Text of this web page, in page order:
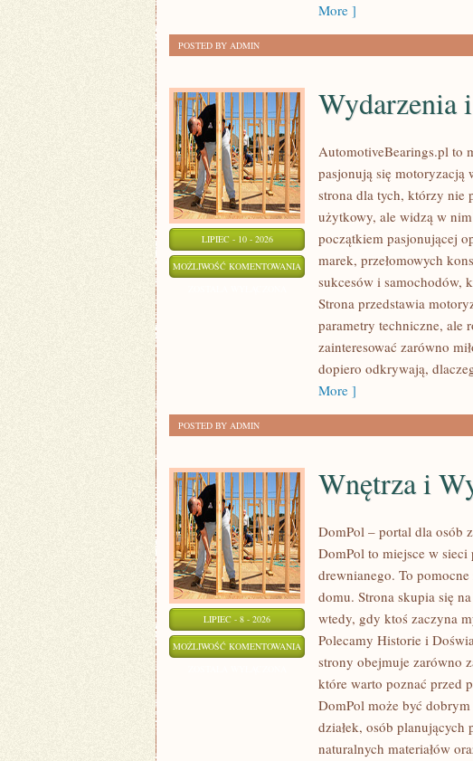
More ]
POSTED BY ADMIN
LIPIEC - 10 - 2026
MOŻLIWOŚĆ KOMENTOWANIA WYDARZENIA
SPOTKANIA
KLASYKÓW
Wydarzenia
AutomotiveBearings.pl to
pasjonują się
strona dla tych, którzy nie
użytkowy, ale widzą w
początkiem pasjonującej
marek, przełomowych
sukcesów i samochodów,
Strona przedstawia
parametry techniczne, ale
zainteresować zarówno
dopiero odkrywają,
More ]
POSTED BY ADMIN
LIPIEC - 8 - 2026
MOŻLIWOŚĆ KOMENTOWANIA WNĘTRZA
WYKOŃCZENIA
Wnętrza i
DomPol – portal dla osób
DomPol to miejsce w
drewnianego. To
domu. Strona skupia się
wtedy, gdy ktoś zaczyna
Polecamy Historie i
strony obejmuje zarówno
które warto poznać przed
DomPol może być
działek, osób planujących
naturalnych materiałów